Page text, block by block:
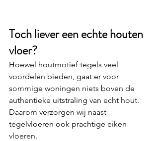
Toch liever een echte houten
vloer?
Hoewel houtmotief tegels veel
voordelen bieden, gaat er voor
sommige woningen niets boven de
authentieke uitstraling van echt hout.
Daarom verzorgen wij naast
tegelvloeren ook prachtige eiken
vloeren.